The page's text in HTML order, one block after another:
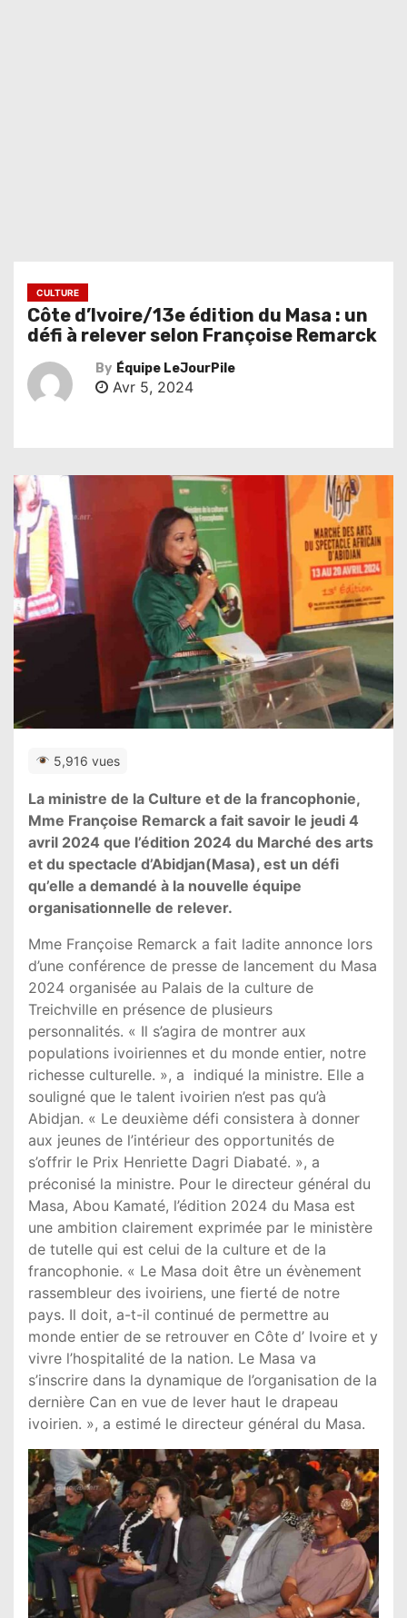
CULTURE
Côte d’Ivoire/13e édition du Masa : un
défi à relever selon Françoise Remarck
By Équipe LeJourPile
Avr 5, 2024
5,916 vues
La ministre de la Culture et de la francophonie,
Mme Françoise Remarck a fait savoir le jeudi 4
avril 2024 que l’édition 2024 du Marché des arts
et du spectacle d’Abidjan(Masa), est un défi
qu’elle a demandé à la nouvelle équipe
organisationnelle de relever.
Mme Françoise Remarck a fait ladite annonce lors
d’une conférence de presse de lancement du Masa
2024 organisée au Palais de la culture de
Treichville en présence de plusieurs
personnalités. « Il s’agira de montrer aux
populations ivoiriennes et du monde entier, notre
richesse culturelle. », a indiqué la ministre. Elle a
souligné que le talent ivoirien n’est pas qu’à
Abidjan. « Le deuxième défi consistera à donner
aux jeunes de l’intérieur des opportunités de
s’offrir le Prix Henriette Dagri Diabaté. », a
préconisé la ministre. Pour le directeur général du
Masa, Abou Kamaté, l’édition 2024 du Masa est
une ambition clairement exprimée par le ministère
de tutelle qui est celui de la culture et de la
francophonie. « Le Masa doit être un évènement
rassembleur des ivoiriens, une fierté de notre
pays. Il doit, a-t-il continué de permettre au
monde entier de se retrouver en Côte d’ Ivoire et y
vivre l’hospitalité de la nation. Le Masa va
s’inscrire dans la dynamique de l’organisation de la
dernière Can en vue de lever haut le drapeau
ivoirien. », a estimé le directeur général du Masa.